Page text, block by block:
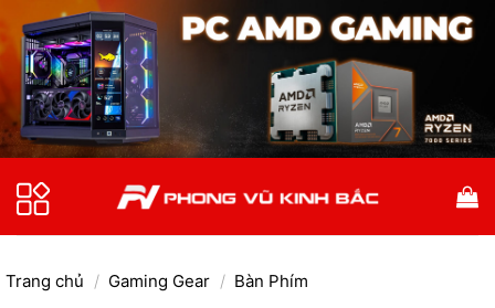
qua
nội
dung
Trang chủ / Gaming Gear / Bàn Phím